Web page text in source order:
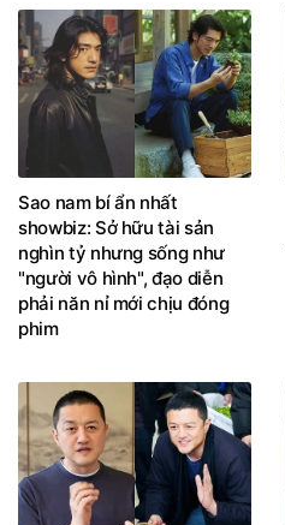
Sao nam bí ẩn nhất
showbiz: Sở hữu tài sản
nghìn tỷ nhưng sống như
"người vô hình", đạo diễn
phải năn nỉ mới chịu đóng
phim